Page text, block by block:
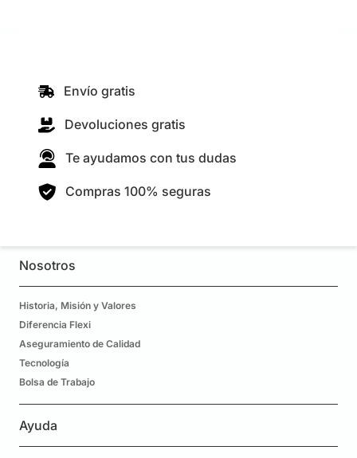
Envío gratis
Devoluciones gratis
Te ayudamos con tus dudas
Compras 100% seguras
Nosotros
Historia, Misión y Valores
Diferencia Flexi
Aseguramiento de Calidad
Tecnología
Bolsa de Trabajo
Ayuda